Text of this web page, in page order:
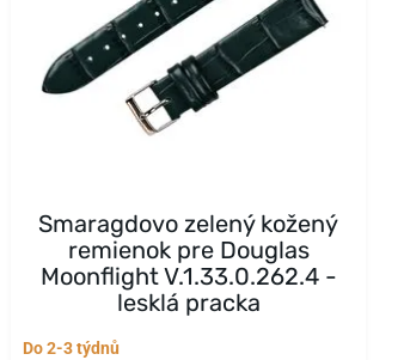
Smaragdovo zelený kožený
remienok pre Douglas
Moonflight V.1.33.0.262.4 -
lesklá pracka
Do 2-3 týdnů